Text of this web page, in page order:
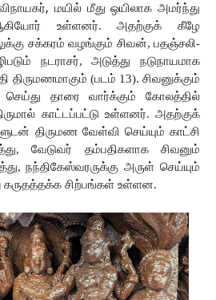
, மயில் மீது ஒயிலாக அமர்ந்து
உள்ளனர். அதற்குக்
கீழே
சக்கரம் வழங்கும் சிவன், பதஞ்சலி-
நடராசர், அடுத்து நடுநாயமாக
திருமணமாகும் (படம் 13). சிவனுக்கும்
செய்து தாரை வார்க்கும்
கோலத்தில்
காட்டப்பட்டு உள்ளனர். அதற்குக்
திருமண வேள்வி செய்யும் காட்சி
வேடுவர்
தம்பதிகளாக சிவனும்
நந்திகேஸ்வரருக்கு அருள் செய்யும்
கருதத்தக்க சிற்பங்கள் உள்ளன.